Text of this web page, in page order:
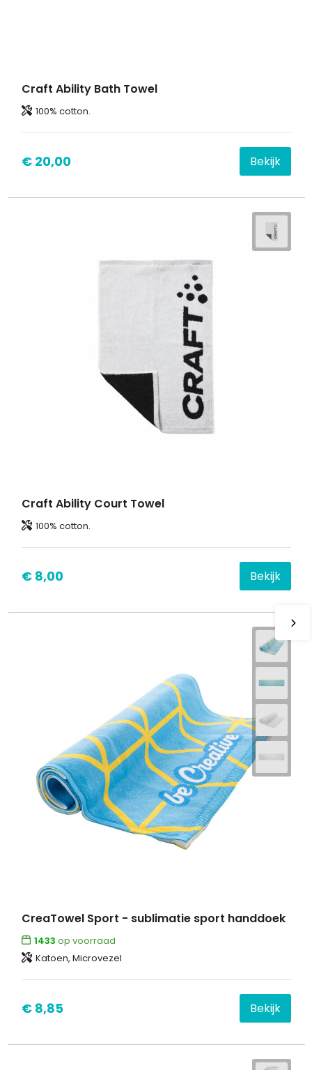
Craft Ability Bath Towel
100% cotton.
€ 20,00 Bekijk
Craft Ability Court Towel
100% cotton.
€ 8,00 Bekijk
CreaTowel Sport - sublimatie sport handdoek
1433 op voorraad
Katoen, Microvezel
€ 8,85 Bekijk